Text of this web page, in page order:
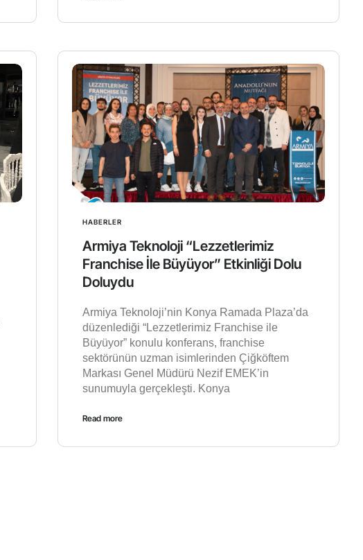
HABERLER
Armiya Teknoloji “Lezzetlerimiz
Franchise İle Büyüyor” Etkinliği Dolu
Doluydu
Armiya Teknoloji’nin Konya Ramada Plaza’da
düzenlediği “Lezzetlerimiz Franchise ile
Büyüyor” konulu konferans, franchise
sektörünün uzman isimlerinden Çiğköftem
Markası Genel Müdürü Nezif EMEK’in
sunumuyla gerçekleşti. Konya
Read more